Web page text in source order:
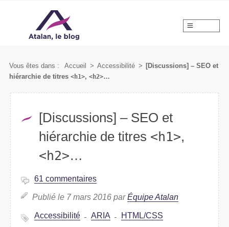
Vous êtes dans : Accueil > Accessibilité > [Discussions] – SEO et
hiérarchie de titres <h1>, <h2>…
[Discussions] – SEO et
hiérarchie de titres <h1>,
<h2>…
61 commentaires
Publié le 7 mars 2016 parÉquipe Atalan
Accessibilité ARIA HTML/CSS